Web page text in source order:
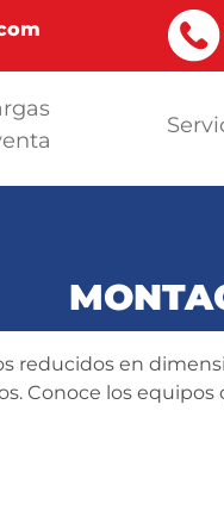
reducidos en
Conoce los